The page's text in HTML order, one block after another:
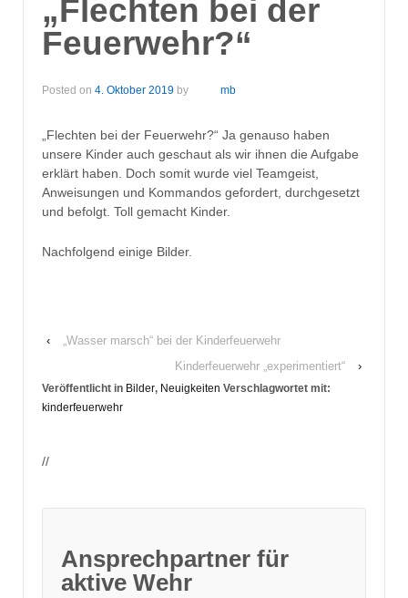
„Flechten bei der
Feuerwehr?“
Posted on 4. Oktober 2019 by mb
„Flechten bei der Feuerwehr?“ Ja genauso haben
unsere Kinder auch geschaut als wir ihnen die Aufgabe
erklärt haben. Doch somit wurde viel Teamgeist,
Anweisungen und Kommandos gefordert, durchgesetzt
und befolgt. Toll gemacht Kinder.
Nachfolgend einige Bilder.
‹
„Wasser marsch“ bei der Kinderfeuerwehr
Kinderfeuerwehr „experimentiert“
›
Veröffentlicht in Bilder, Neuigkeiten Verschlagwortet mit:
kinderfeuerwehr
//
Ansprechpartner für
aktive Wehr